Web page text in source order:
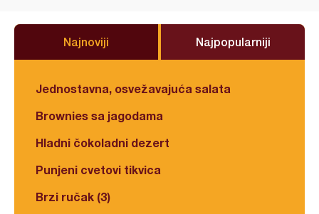
Najnoviji Najpopularniji
Jednostavna, osvežavajuća salata
Brownies sa jagodama
Hladni čokoladni dezert
Punjeni cvetovi tikvica
Brzi ručak (3)